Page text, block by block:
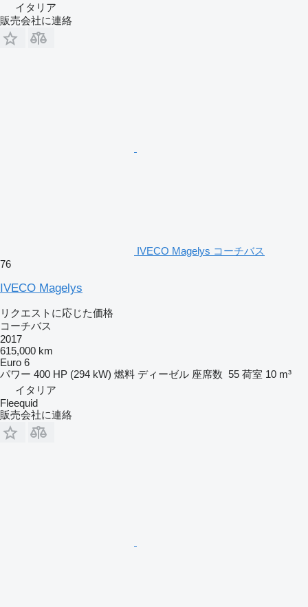
イタリア
販売会社に連絡
IVECO Magelys コーチバス
76
IVECO Magelys
リクエストに応じた価格
コーチバス
2017
615,000 km
Euro 6
パワー 400 HP (294 kW) 燃料 ディーゼル 座席数 55 荷室 10 m³
イタリア
Fleequid
販売会社に連絡